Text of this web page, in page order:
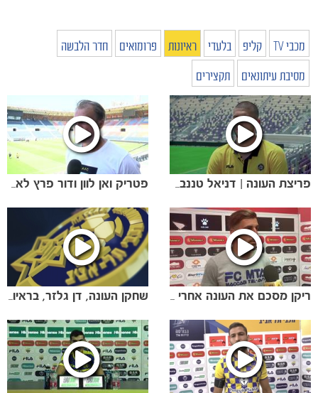
מכבי TV קליפ בלעדי ראיונות פרומואים
חדר הלבשה
מסיבת עיתונאים
תקצירים
פטריק ואן לוון ודור פרץ לאחר משחק האימון נגד בית"ר י-ם פריצת העונה | דניאל טננבאום בראיון סיכום
שחקן העונה, דן גלזר, בראיון סיכום העונה שלו ריקן מסכם את העונה אחרי המשחק נגד ב"ש